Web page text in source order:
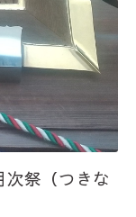
祭（つきな